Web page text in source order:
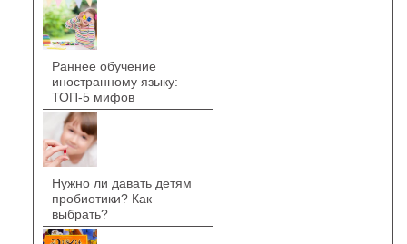
Раннее обучение
иностранному языку:
ТОП-5 мифов
Нужно ли давать детям
пробиотики? Как
выбрать?